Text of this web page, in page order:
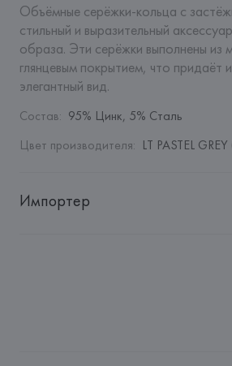
Объёмные серёжки‑кольца с
стильный и выразительный
образа. Эти серёжки выполнены из
глянцевым покрытием, что придаёт
элегантный вид.
Состав: 95% Цинк, 5% Сталь
Цвет производителя: LT PASTEL GREY
Импортер